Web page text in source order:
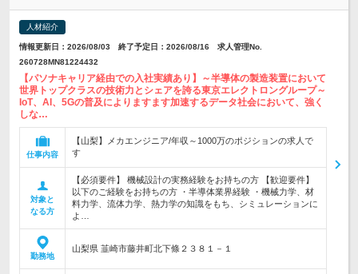
人材紹介
情報更新日：2026/08/03 終了予定日：2026/08/16 求人管理No.
260728MN81224432
【パソナキャリア経由での入社実績あり】～半導体の製造装置において
世界トップクラスの技術力とシェアを誇る東京エレクトロングループ～
IoT、AI、5Gの普及によりますます加速するデータ社会において、強く
しな…
仕事内容
【山梨】メカエンジニア/年収～1000万のポジションの求人で
す
対象と
なる方
【必須要件】 機械設計の実務経験をお持ちの方 【歓迎要件】
以下のご経験をお持ちの方 ・半導体業界経験 ・機械力学、材
料力学、流体力学、熱力学の知識をもち、シミュレーションに
よ…
勤務地
山梨県 韮崎市藤井町北下條２３８１－１